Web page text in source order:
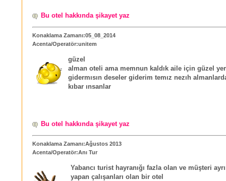
Bu otel hakkında şikayet yaz
Konaklama Zamanı:05_08_2014
Acenta/Operatör:unitem
güzel
alman oteli ama memnun kaldık aile için güzel
gidermısın deseler giderim temız nezıh
kıbar ınsanlar
Bu otel hakkında şikayet yaz
Konaklama Zamanı:Ağustos 2013
Acenta/Operatör:Anı Tur
Yabancı turist hayranığı fazla olan ve müşteri
yapan çalışanları olan bir otel